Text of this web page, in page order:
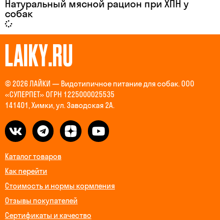
Натуральный мясной рацион при ХПН у
собак
LAIKY.RU
© 2026 ЛАЙКИ — Видотипичное питание для собак. ООО
«СУПЕРПЕТ» ОГРН 1225000025535
141401, Химки, ул. Заводская 2А.
Каталог товаров
Как перейти
Стоимость и нормы кормления
Отзывы покупателей
Сертификаты и качество